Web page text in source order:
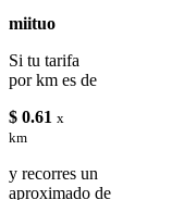
miituo
Si tu tarifa
por km es de
$ 0.61 x
km
y recorres un
aproximado de